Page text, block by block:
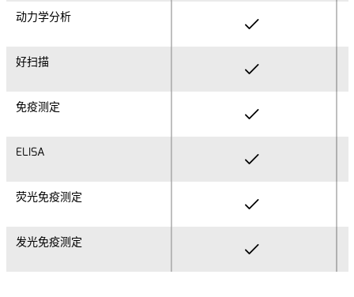
动力学分析
好扫描
免疫测定
ELISA
荧光免疫测定
发光免疫测定
动力学分析
好扫描
免疫测定
ELISA
荧光免疫测定
发光免疫测定